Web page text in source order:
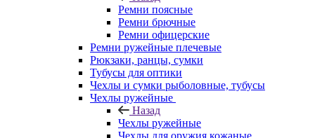
Ремни поясные
Ремни брючные
Ремни офицерские
Ремни ружейные плечевые
Рюкзаки, ранцы, сумки
Тубусы для оптики
Чехлы и сумки рыболовные, тубусы
Чехлы ружейные
Назад
Чехлы ружейные
Чехлы для оружия кожаные